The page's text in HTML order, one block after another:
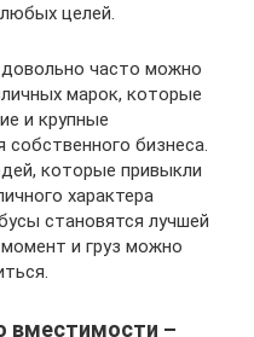
целей.
часто можно
марок, которые
и крупные
собственного бизнеса.
которые привыкли
характера
становятся лучшей
и груз можно
вместимости –